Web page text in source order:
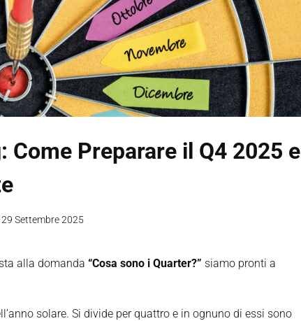
Preparare il Q4 2025 e
29 Settembre 2025
alla domanda “Cosa sono i Quarter?” siamo pronti a
solare. Si divide per quattro e in ognuno di essi sono